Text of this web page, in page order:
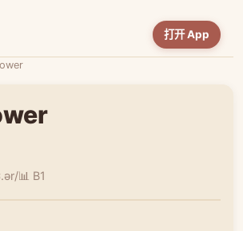
打开 App
📊 B1